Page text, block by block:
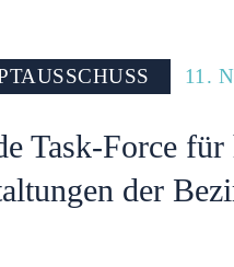
11.
Task-Force
der